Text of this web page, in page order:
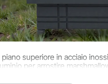
superiore in acciaio
per arrostire